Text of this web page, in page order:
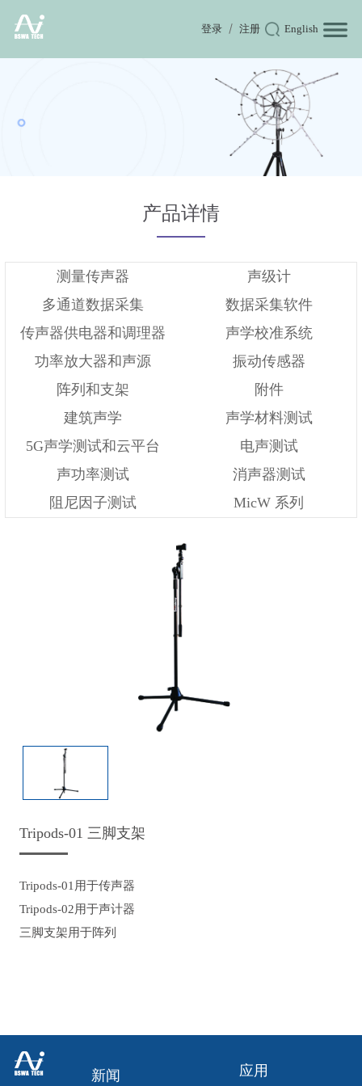
登录 注册 English
产品详情
测量传声器
声级计
多通道数据采集
数据采集软件
传声器供电器和调理器
声学校准系统
功率放大器和声源
振动传感器
阵列和支架
附件
建筑声学
声学材料测试
5G声学测试和云平台
电声测试
声功率测试
消声器测试
阻尼因子测试
MicW 系列
Tripods-01 三脚支架
Tripods-01用于传声器
Tripods-02用于声计器
三脚支架用于阵列
新闻 应用